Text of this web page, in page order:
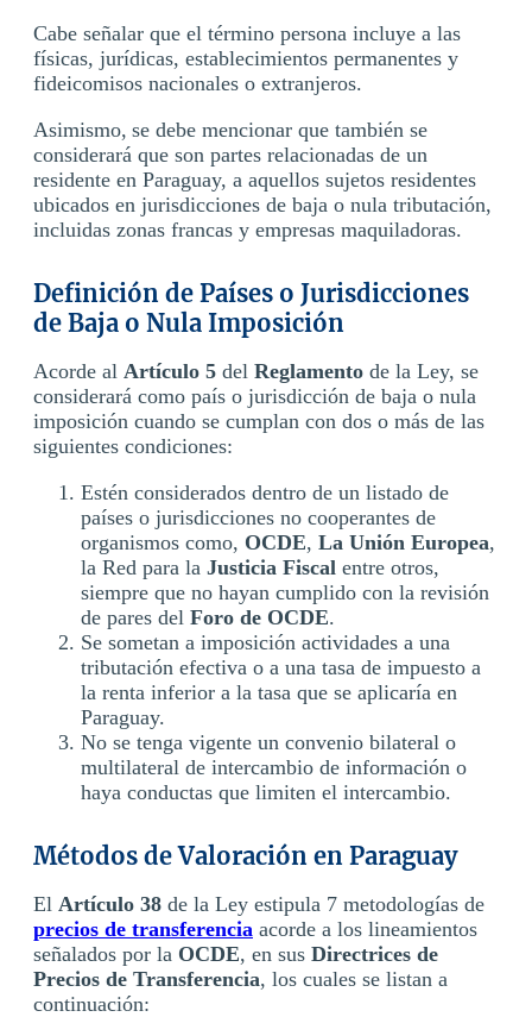
Cabe señalar que el término persona incluye a las
físicas, jurídicas, establecimientos permanentes y
fideicomisos nacionales o extranjeros.
Asimismo, se debe mencionar que también se
considerará que son partes relacionadas de un
residente en Paraguay, a aquellos sujetos residentes
ubicados en jurisdicciones de baja o nula tributación,
incluidas zonas francas y empresas maquiladoras.
Definición de Países o Jurisdicciones
de Baja o Nula Imposición
Acorde al Artículo 5 del Reglamento de la Ley, se
considerará como país o jurisdicción de baja o nula
imposición cuando se cumplan con dos o más de las
siguientes condiciones:
Estén considerados dentro de un listado de
países o jurisdicciones no cooperantes de
organismos como, OCDE, La Unión Europea,
la Red para la Justicia Fiscal entre otros,
siempre que no hayan cumplido con la revisión
de pares del Foro de OCDE.
Se sometan a imposición actividades a una
tributación efectiva o a una tasa de impuesto a
la renta inferior a la tasa que se aplicaría en
Paraguay.
No se tenga vigente un convenio bilateral o
multilateral de intercambio de información o
haya conductas que limiten el intercambio.
Métodos de Valoración en Paraguay
El Artículo 38 de la Ley estipula 7 metodologías de
precios de transferencia acorde a los lineamientos
señalados por la OCDE, en sus Directrices de
Precios de Transferencia, los cuales se listan a
continuación: